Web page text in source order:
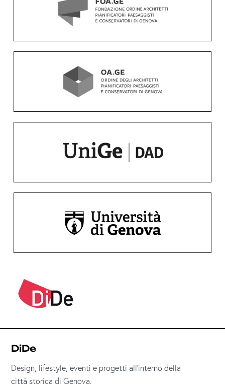
DiDe
Design, lifestyle, eventi e progetti all’interno della
città storica di Genova.